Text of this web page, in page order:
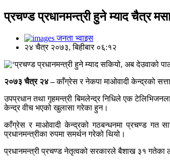
प्रचण्ड प्रधानमन्त्री हुने म्याद चैत्र
जनता भ्वाइस
२४ चैत्र २०७३, बिहीबार ०६:१२
२०७३ चैत्र २४ –काँग्रेस र नेकपा माओवादी केन्द्रको
उपप्रधान तथा गृहमन्त्री बिमलेन्द्र निधिले एक
केन्द्र वीच भएको खुलासा गरेका हुन।
काँग्रेस र माओवादी केन्द्रको गठबन्धनमा प्रचण्ड गत
प्रधानमन्त्रीका रुपमा समर्थन गरेको थियो।
प्रधानमन्त्री प्रचण्ड नेतृत्वको सरकारले बैशाख ३१ गतेका